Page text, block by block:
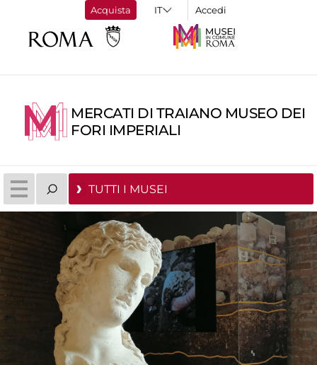
Acquista Accedi
MERCATI DI TRAIANO MUSEO DEI
FORI IMPERIALI
TUTTI I MUSEI